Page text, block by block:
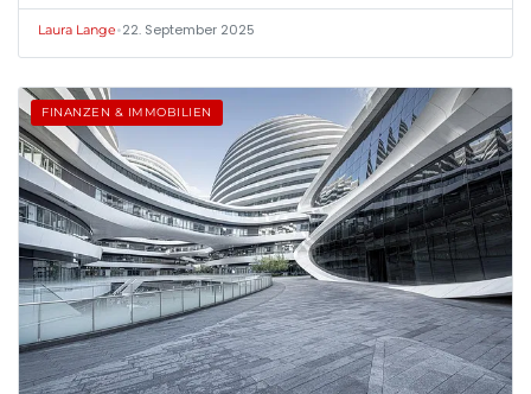
Laura Lange•22. September 2025
FINANZEN & IMMOBILIEN